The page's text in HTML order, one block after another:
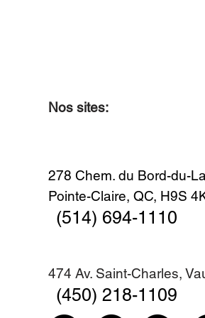
Aperçu rapide
Premier Hiver
Aperçu rapide
Centre-ville no. 18
Aperçu rapide
Sans titre
Aperçu rapide
Diner en famille no. 2
Nos sites:
278 Chem. du Bord-du-
Pointe-Claire, QC, H9S
(514) 694-1110
474 Av. Saint-Charles,
(450) 218-1109